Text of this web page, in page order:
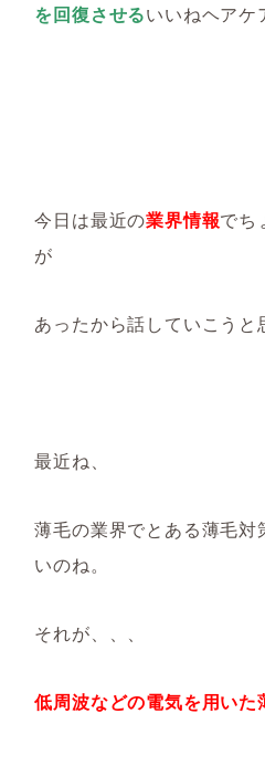
を回復させるいいねヘアケ
今日は最近の業界情報でち
が
あったから話していこうと
最近ね、
薄毛の業界でとある薄毛対
いのね。
それが、、、
低周波などの電気を用いた